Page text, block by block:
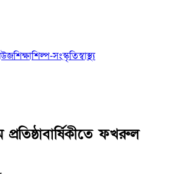
শিক্ষাশিল্প-সংস্কৃতিস্বাস্থ্য
ফখরুল